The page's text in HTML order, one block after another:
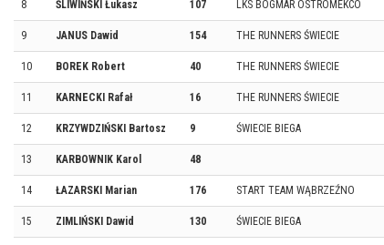
8 ŚLIWIŃSKI Łukasz 107 LKS BOGMAR OSTROMEKCO
9 JANUS Dawid 154 THE RUNNERS ŚWIECIE
10 BOREK Robert 40 THE RUNNERS ŚWIECIE
11 KARNECKI Rafał 16 THE RUNNERS ŚWIECIE
12 KRZYWDZIŃSKI Bartosz 9 ŚWIECIE BIEGA
13 KARBOWNIK Karol 48
14 ŁAZARSKI Marian 176 START TEAM WĄBRZEŹNO
15 ZIMLIŃSKI Dawid 130 ŚWIECIE BIEGA